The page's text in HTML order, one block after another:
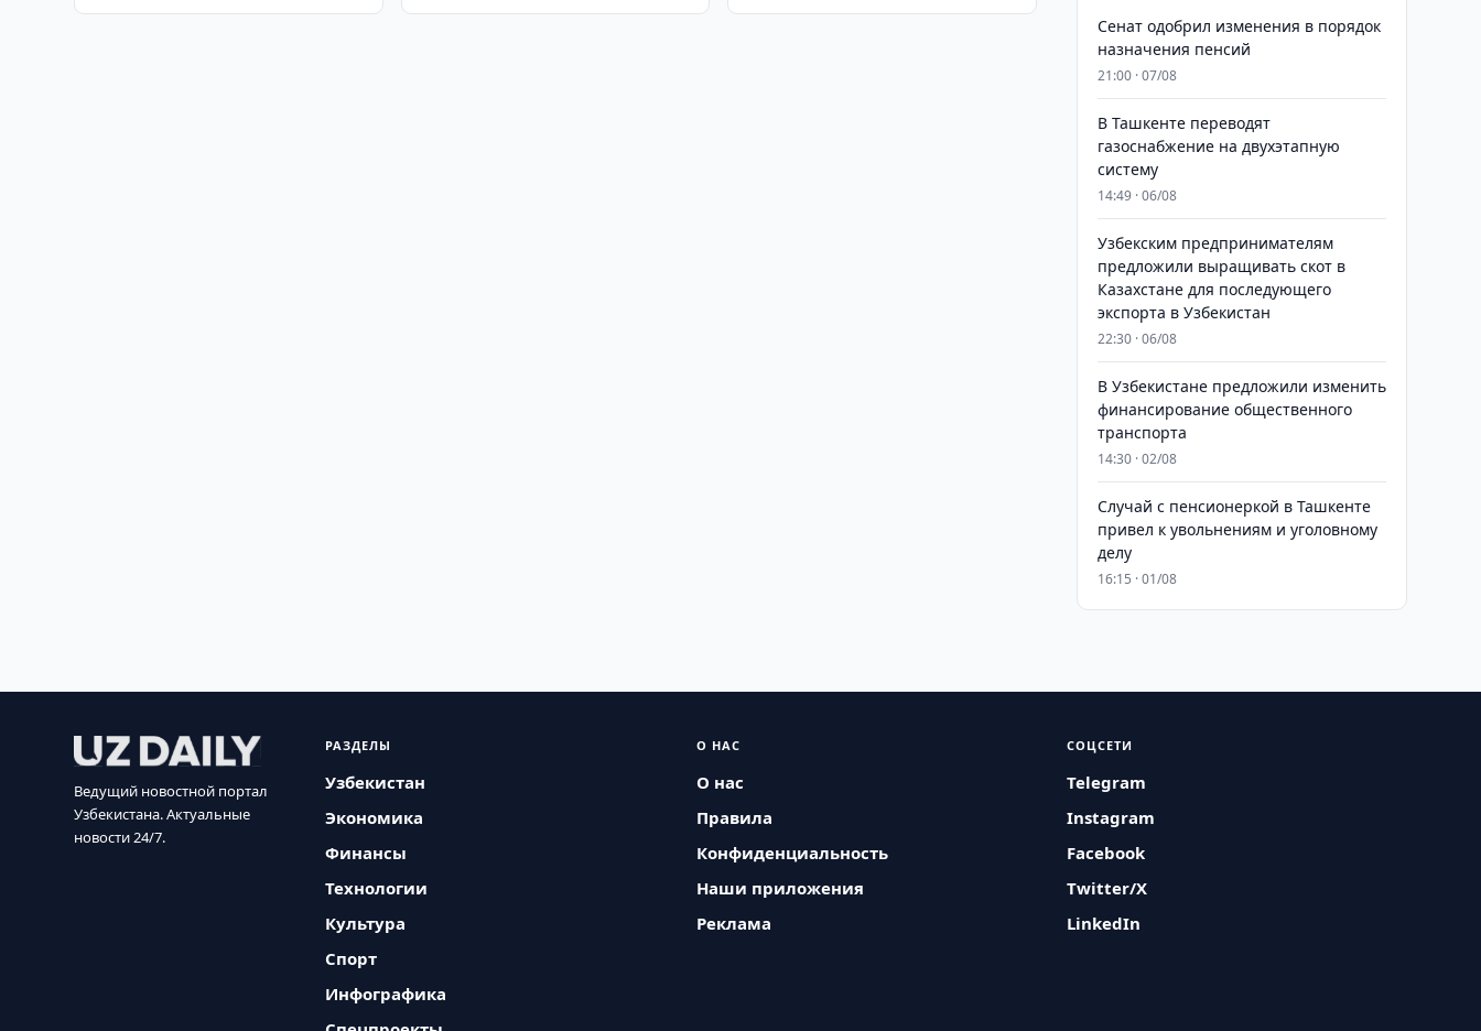
Сенат одобрил изменения в порядок
назначения пенсий
21:00 · 07/08
В Ташкенте переводят
газоснабжение на двухэтапную
систему
14:49 · 06/08
Узбекским предпринимателям
предложили выращивать скот в
Казахстане для последующего
экспорта в Узбекистан
22:30 · 06/08
В Узбекистане предложили изменить
финансирование общественного
транспорта
14:30 · 02/08
Случай с пенсионеркой в Ташкенте
привел к увольнениям и уголовному
делу
16:15 · 01/08
Ведущий новостной портал
Узбекистана. Актуальные
новости 24/7.
РАЗДЕЛЫ
Узбекистан
Экономика
Финансы
Технологии
Культура
Спорт
Инфографика
О НАС
О нас
Правила
Конфиденциальность
Наши приложения
Реклама
СОЦСЕТИ
Telegram
Instagram
Facebook
Twitter/X
LinkedIn